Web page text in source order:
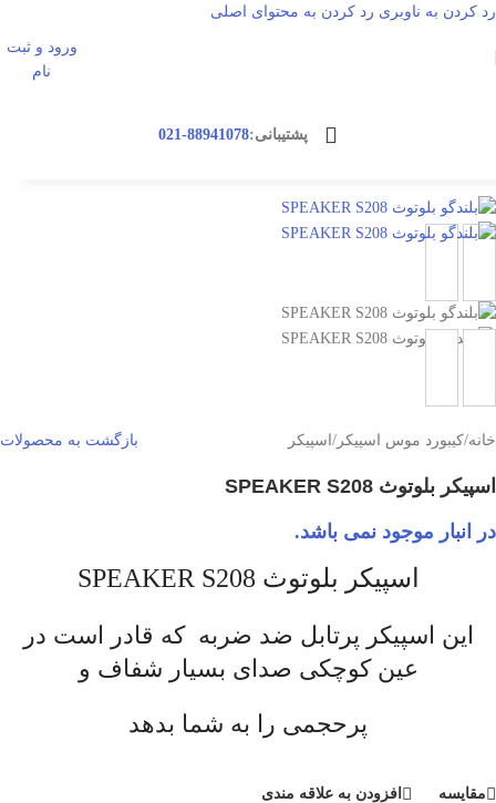
رد کردن به ناوبری رد کردن به محتوای اصلی
ورود و ثبت
نام
ورود / ثبت
پشتیبانی:88941078-021
خانه/کیبورد موس اسپیکر / اسپیکر بازگشت به محصولات
اسپیکر بلوتوث SPEAKER S208
در انبار موجود نمی باشد.
اسپیکر بلوتوث SPEAKER S208
این اسپیکر پرتابل ضد ضربه که قادر است در
عین کوچکی صدای بسیار شفاف و
پرحجمی را به شما بدهد
مقایسه افزودن به علاقه مندی